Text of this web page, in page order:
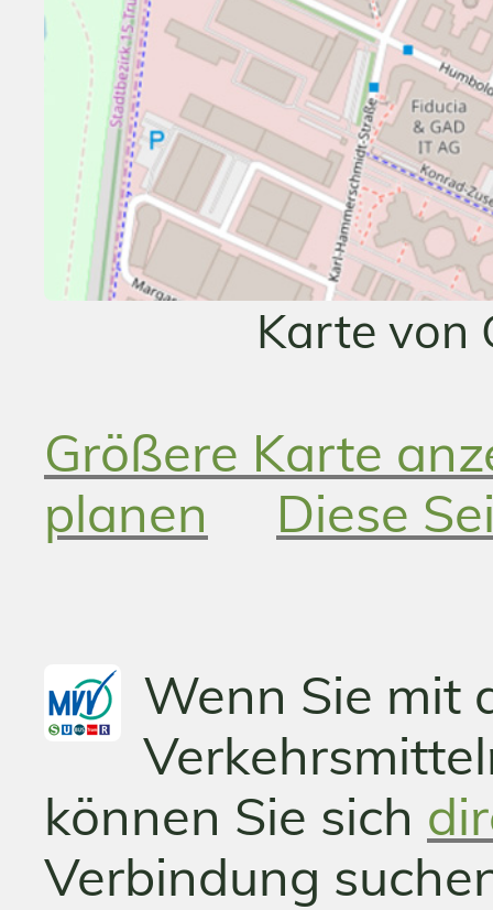
Karte von
Größere Karte
planen
Diese
Wenn Sie mit
können Sie sich
Verbindung